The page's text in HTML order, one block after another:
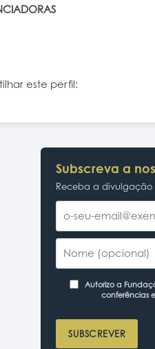
este perfil:
Subscreva a
Receba a divulgação
Autorizo a
conferências
SUBSCREVER